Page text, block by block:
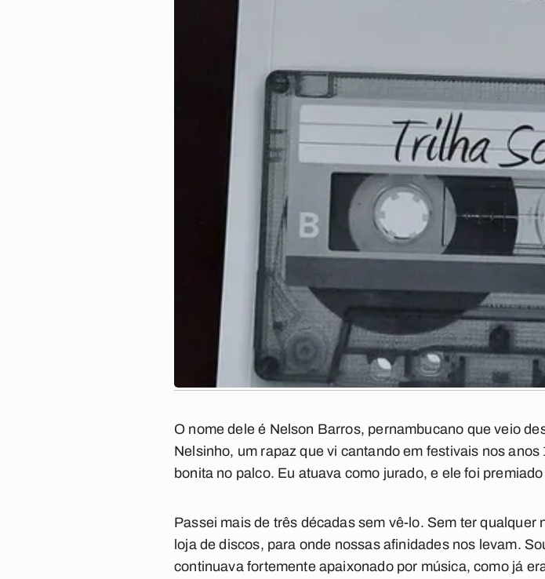
O nome dele é Nelson Barros, pernambucano que veio
Nelsinho, um rapaz que vi cantando em festivais nos
bonita no palco. Eu atuava como jurado, e ele foi
Passei mais de três décadas sem vê-lo. Sem ter
loja de discos, para onde nossas afinidades nos levam.
continuava fortemente apaixonado por música, como já